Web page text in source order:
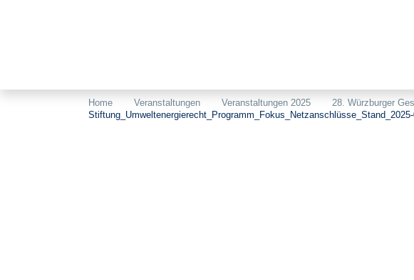
Home Veranstaltungen Veranstaltungen 2025
28. Würzburger